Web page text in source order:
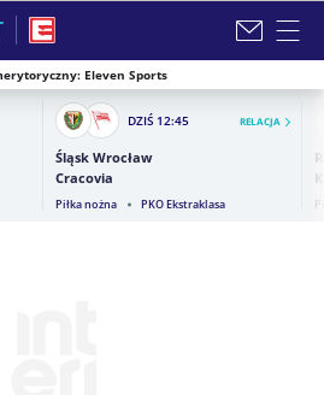
INTERIA
Eleven Sports
DZIŚ 12:45 RELACJA
Śląsk Wrocław
Cracovia
Piłka nożna PKO Ekstraklasa